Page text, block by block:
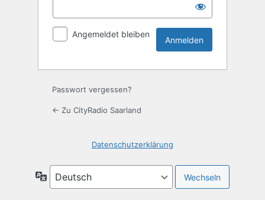
Angemeldet bleiben
Passwort vergessen?
← Zu CityRadio Saarland
Datenschutzerklärung
Sprache